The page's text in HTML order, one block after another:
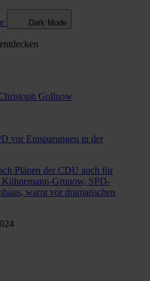
Dark Mode
entdecken
Gollnow
vor Einsparungen in der
Plänen der CDU auch für
Grunow, SPD-
warnt vor dramatischen